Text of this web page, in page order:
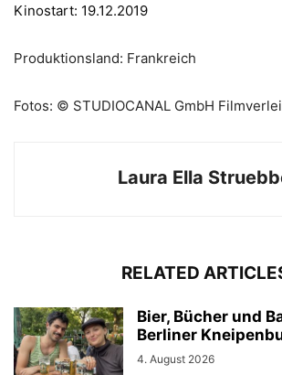
Kinostart: 19.12.2019
Produktionsland: Frankreich
Fotos: © STUDIOCANAL GmbH
Laura Ella
RELATED
Bier, Bücher und
Berliner
4. August 2026